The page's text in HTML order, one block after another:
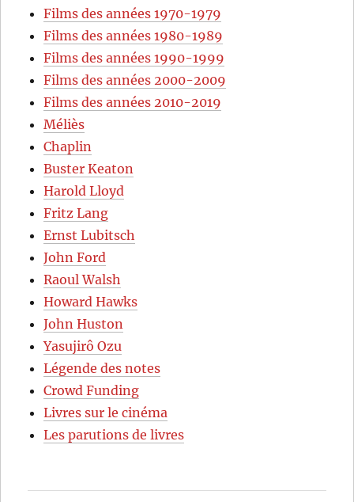
Films des années 1970-1979
Films des années 1980-1989
Films des années 1990-1999
Films des années 2000-2009
Films des années 2010-2019
Méliès
Chaplin
Buster Keaton
Harold Lloyd
Fritz Lang
Ernst Lubitsch
John Ford
Raoul Walsh
Howard Hawks
John Huston
Yasujirô Ozu
Légende des notes
Crowd Funding
Livres sur le cinéma
Les parutions de livres